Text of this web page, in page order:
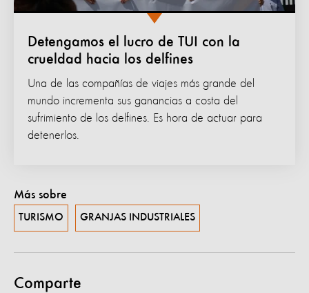
Detengamos el lucro de TUI con la
crueldad hacia los delfines
Una de las compañías de viajes más grande del
mundo incrementa sus ganancias a costa del
sufrimiento de los delfines. Es hora de actuar para
detenerlos.
Más sobre
TURISMO GRANJAS INDUSTRIALES
Comparte